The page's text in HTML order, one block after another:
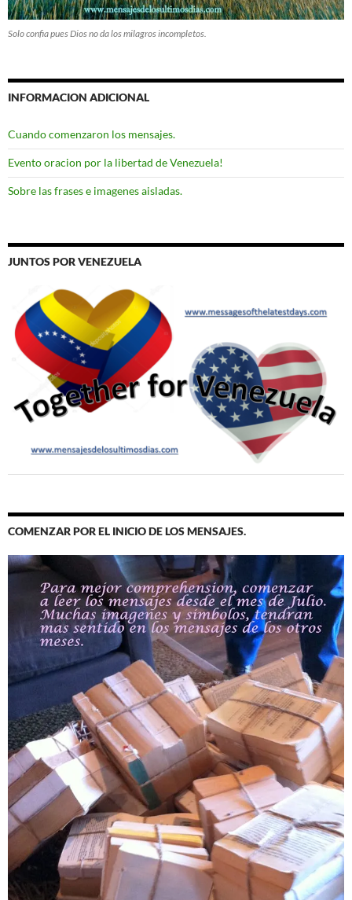
Solo confia pues Dios no da los milagros incompletos.
INFORMACION ADICIONAL
Cuando comenzaron los mensajes.
Evento oracion por la libertad de Venezuela!
Sobre las frases e imagenes aisladas.
JUNTOS POR VENEZUELA
COMENZAR POR EL INICIO DE LOS MENSAJES.